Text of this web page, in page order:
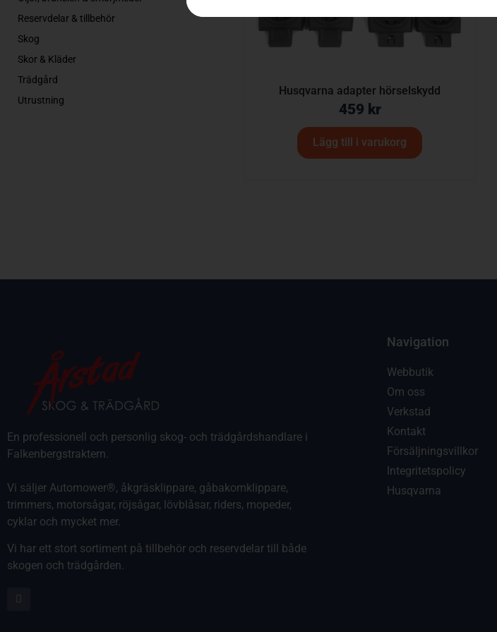
Reservdelar & tillbehör
Skog
Skor & Kläder
Trädgård
Utrustning
Husqvarna adapter hörselskydd
459 kr
Lägg till i varukorg
En professionell och personlig skog- och trädgårdshandlare i
Falkenbergstraktern.
Vi säljer Automower®, åkgräsklippare, gåbakomklippare,
trimmers, motorsågar, röjsågar, lövblåsar, riders, mopeder,
cyklar och mycket mer.
Vi har ett stort sortiment på tillbehör och reservdelar till både
skogen och trädgården.
Navigation
Webbutik
Om oss
Verkstad
Kontakt
Försäljningsvillkor
Integritetspolicy
Husqvarna